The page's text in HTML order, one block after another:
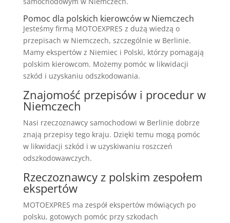
Pomoc dla polskich kierowców w Niemczech
Jesteśmy firmą MOTOEXPRES z dużą wiedzą o
przepisach w Niemczech, szczególnie w Berlinie.
Mamy ekspertów z Niemiec i Polski, którzy pomagają
polskim kierowcom. Możemy pomóc w likwidacji
szkód i uzyskaniu odszkodowania.
Znajomość przepisów i procedur w
Niemczech
Nasi rzeczoznawcy samochodowi w Berlinie dobrze
znają przepisy tego kraju. Dzięki temu mogą pomóc
w likwidacji szkód i w uzyskiwaniu roszczeń
odszkodowawczych.
Rzeczoznawcy z polskim zespołem
ekspertów
MOTOEXPRES ma zespół ekspertów mówiących po
polsku, gotowych pomóc przy szkodach